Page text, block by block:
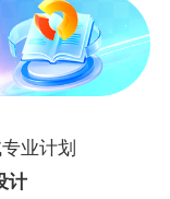
业计划
计